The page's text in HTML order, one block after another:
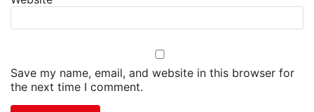
Save my name, email, and website in this browser for
the next time I comment.